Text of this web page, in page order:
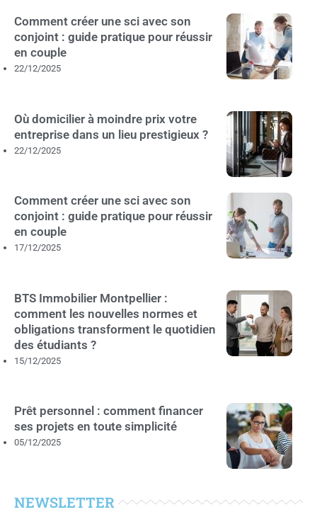
Comment créer une sci avec son
conjoint : guide pratique pour réussir
en couple
22/12/2025
Où domicilier à moindre prix votre
entreprise dans un lieu prestigieux ?
22/12/2025
Comment créer une sci avec son
conjoint : guide pratique pour réussir
en couple
17/12/2025
BTS Immobilier Montpellier :
comment les nouvelles normes et
obligations transforment le quotidien
des étudiants ?
15/12/2025
Prêt personnel : comment financer
ses projets en toute simplicité
05/12/2025
NEWSLETTER